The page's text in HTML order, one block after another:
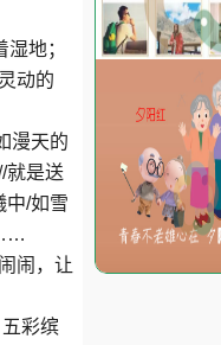
地；
动的
漫天的
就是送
中/如雪
闹，让
彩缤